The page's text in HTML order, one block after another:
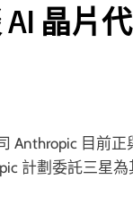
晶片
Anthropic 目前
計劃委託三星